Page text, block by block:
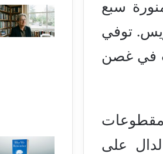
سبع
توفي
في غصن
على